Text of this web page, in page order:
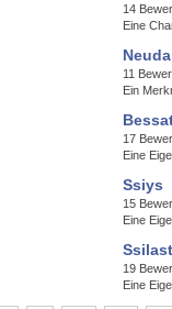
14
Eine
11
Ein
17
Eine
Ssiys
15
Eine
Ssilast
19
Eine